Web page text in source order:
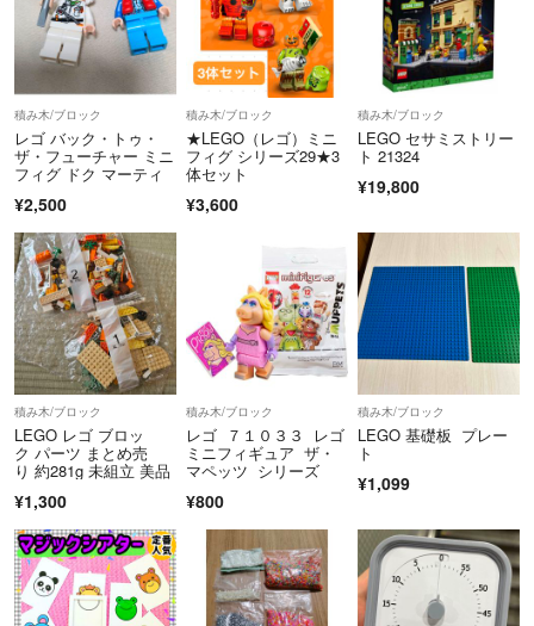
積み木/ブロック
レゴ バック・トゥ・
ザ・フューチャー ミニ
フィグ ドク マーティ
¥2,500
積み木/ブロック
★LEGO（レゴ）ミニ
フィグ シリーズ29★3
体セット
¥3,600
積み木/ブロック
LEGO セサミストリー
ト 21324
¥19,800
積み木/ブロック
LEGO レゴ ブロッ
ク パーツ まとめ売
り 約281g 未組立 美品
¥1,300
積み木/ブロック
レゴ ７１０３３ レゴ
ミニフィギュア ザ・
マペッツ シリーズ
¥800
積み木/ブロック
LEGO 基礎板 プレー
ト
¥1,099